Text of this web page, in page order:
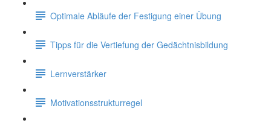
Optimale Abläufe der Festigung einer Übung
Tipps für die Vertiefung der Gedächtnisbildung
Lernverstärker
Motivationsstrukturregel